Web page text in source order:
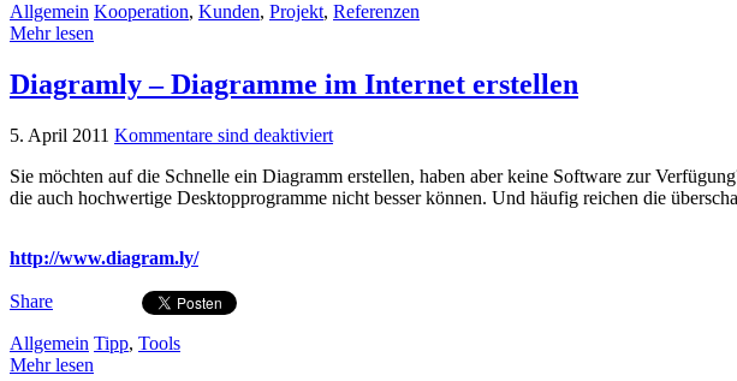
Allgemein Kooperation, Kunden, Projekt, Referenzen
Mehr lesen
Diagramly – Diagramme im Internet erstellen
5. April 2011 Kommentare sind deaktiviert
Sie möchten auf die Schnelle ein Diagramm erstellen, haben aber keine Software zur
die auch hochwertige Desktopprogramme nicht besser können. Und häufig reichen die
http://www.diagram.ly/
Share
Allgemein Tipp, Tools
Mehr lesen